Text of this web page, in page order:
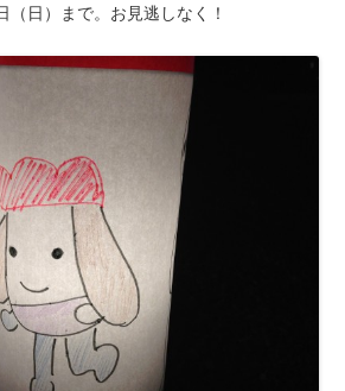
（日）まで。お見逃しなく！